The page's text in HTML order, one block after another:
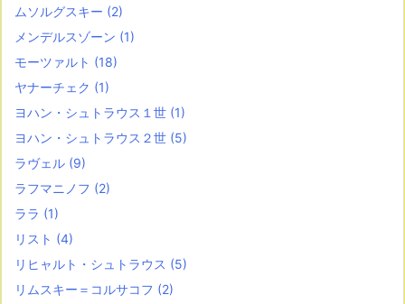
ムソルグスキー (2)
メンデルスゾーン (1)
モーツァルト (18)
ヤナーチェク (1)
ヨハン・シュトラウス１世 (1)
ヨハン・シュトラウス２世 (5)
ラヴェル (9)
ラフマニノフ (2)
ララ (1)
リスト (4)
リヒャルト・シュトラウス (5)
リムスキー＝コルサコフ (2)